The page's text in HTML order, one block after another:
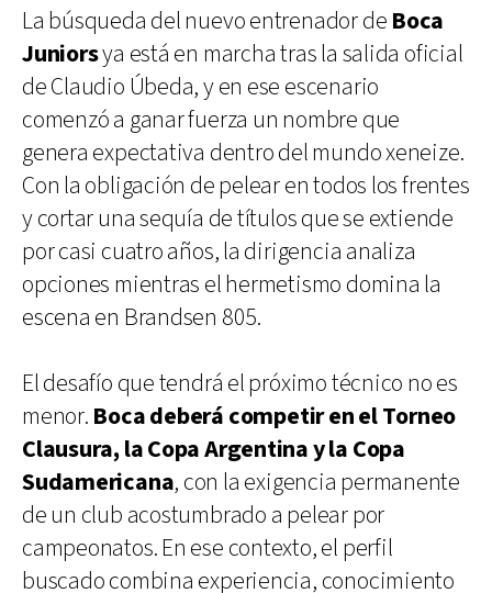
La búsqueda del nuevo entrenador de Boca
Juniorsya está en marcha tras la salida oficial
de Claudio Úbeda, y en ese escenario
comenzó a ganar fuerza un nombre que
genera expectativa dentro del mundo xeneize.
Con la obligación de pelear en todos los frentes
y cortar una sequía de títulos que se extiende
por casi cuatro años, la dirigencia analiza
opciones mientras el hermetismo domina la
escena en Brandsen 805.
El desafío que tendrá el próximo técnico no es
menor. Boca deberá competir en el Torneo
Clausura, la Copa Argentina y la Copa
Sudamericana, con la exigencia permanente
de un club acostumbrado a pelear por
campeonatos. En ese contexto, el perfil
buscado combina experiencia, conocimiento